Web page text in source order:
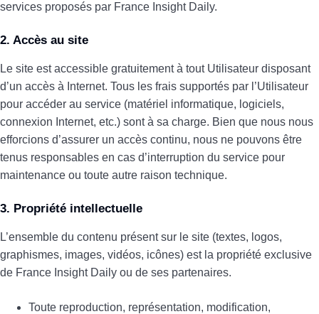
services proposés par France Insight Daily.
2. Accès au site
Le site est accessible gratuitement à tout Utilisateur disposant
d’un accès à Internet. Tous les frais supportés par l’Utilisateur
pour accéder au service (matériel informatique, logiciels,
connexion Internet, etc.) sont à sa charge. Bien que nous nous
efforcions d’assurer un accès continu, nous ne pouvons être
tenus responsables en cas d’interruption du service pour
maintenance ou toute autre raison technique.
3. Propriété intellectuelle
L’ensemble du contenu présent sur le site (textes, logos,
graphismes, images, vidéos, icônes) est la propriété exclusive
de France Insight Daily ou de ses partenaires.
Toute reproduction, représentation, modification,